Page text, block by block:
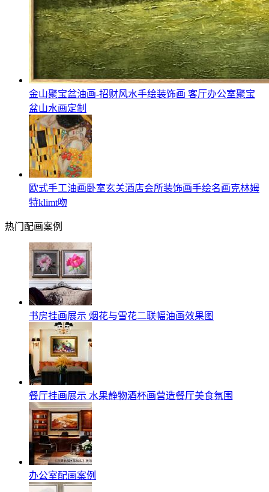
金山聚宝盆油画-招财风水手绘装饰画 客厅办公室聚宝
盆山水画定制
欧式手工油画卧室玄关酒店会所装饰画手绘名画克林姆
特klimt吻
热门配画案例
书房挂画展示 烟花与雪花二联幅油画效果图
餐厅挂画展示 水果静物酒杯画营造餐厅美食氛围
办公室配画案例